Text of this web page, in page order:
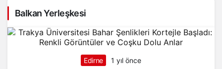
Balkan Yerleşkesi
Edirne 1 yıl önce